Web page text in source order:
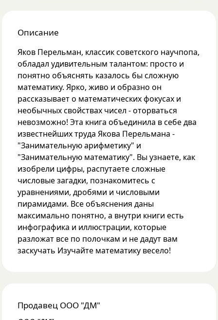
Описание
Яков Перельман, классик советского научпопа,
обладал удивительным талантом: просто и
понятно объяснять казалось бы сложную
математику. Ярко, живо и образно он
рассказывает о математических фокусах и
необычных свойствах чисел - оторваться
невозможно! Эта книга объединила в себе два
известнейших труда Якова Перельмана -
"Занимательную арифметику" и
"Занимательную математику". Вы узнаете, как
изобрели цифры, распутаете сложные
числовые загадки, познакомитесь с
уравнениями, дробями и числовыми
пирамидами. Все объяснения даны
максимально понятно, а внутри книги есть
инфографика и иллюстрации, которые
разложат все по полочкам и не дадут вам
заскучать Изучайте математику весело!
Продавец ООО "ДМ"